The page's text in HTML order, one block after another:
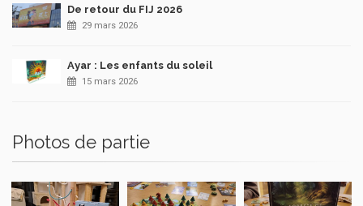
De retour du FIJ 2026
29 mars 2026
Ayar : Les enfants du soleil
15 mars 2026
Photos de partie